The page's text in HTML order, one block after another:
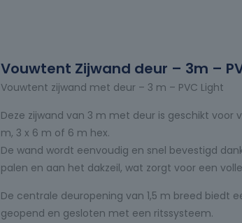
Vouwtent Zijwand deur – 3m –
Vouwtent zijwand met deur – 3 m – PVC Light
Deze zijwand van 3 m met deur is geschikt voor
m, 3 x 6 m of 6 m hex.
De wand wordt eenvoudig en snel bevestigd
palen en aan het dakzeil, wat zorgt voor een
De centrale deuropening van 1,5 m breed biedt
geopend en gesloten met een ritssysteem.